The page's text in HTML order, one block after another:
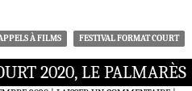
À FILMS FESTIVAL FORMAT COURT
2020, LE PALMARÈS